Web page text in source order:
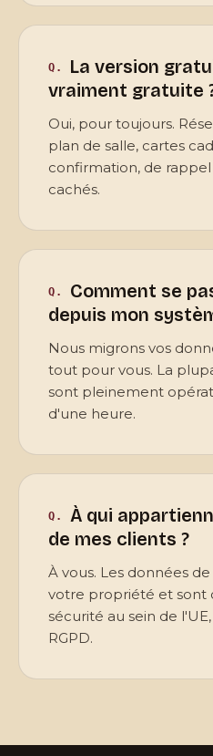
La version
vraiment gratuite
Oui, pour toujours.
plan de salle, cartes
confirmation, de rappel
cachés.
Comment se
depuis mon
Nous migrons vos
tout pour vous. La
sont pleinement
d'une heure.
À qui
de mes clients ?
À vous. Les données
votre propriété et sont
sécurité au sein de
RGPD.